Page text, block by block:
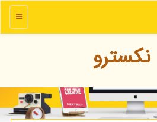
منو
نكسترو